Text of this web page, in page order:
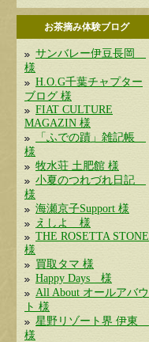
お茶摘み体験ブログ
サンバレー伊豆長岡
様
H.O.G千葉チャプター
ブログ 様
FIAT CULTURE
MAGAZIN 様
「ふでの蹟」雑記帳
様
牧水荘 土肥館 様
小夏のつれづれ日記
様
海瀬京子Support 様
えしよ 様
THE ROSETTA STONE
様
買取タマ 様
Happy Days 様
All About オールアバウ
ト 様
星野リゾート界 伊東
様